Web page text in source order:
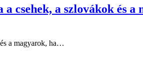
csehek, a szlovákok és
a magyarok, ha…